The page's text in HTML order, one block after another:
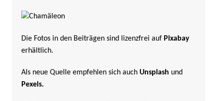
Die Fotos in den Beiträgen sind lizenzfrei auf Pixabay
erhältlich.
Als neue Quelle empfehlen sich auch Unsplash und
Pexels.